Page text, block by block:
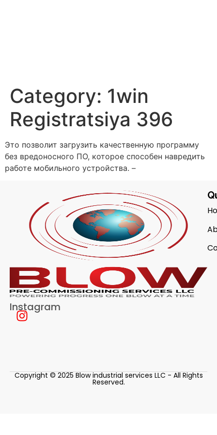
Category: 1win
Registratsiya 396
Это позволит загрузить качественную программу
без вредоносного ПО, которое способен навредить
работе мобильного устройства. –
Instagram
Copyright © 2025 Blow industrial services LLC - All Rights
Reserved.